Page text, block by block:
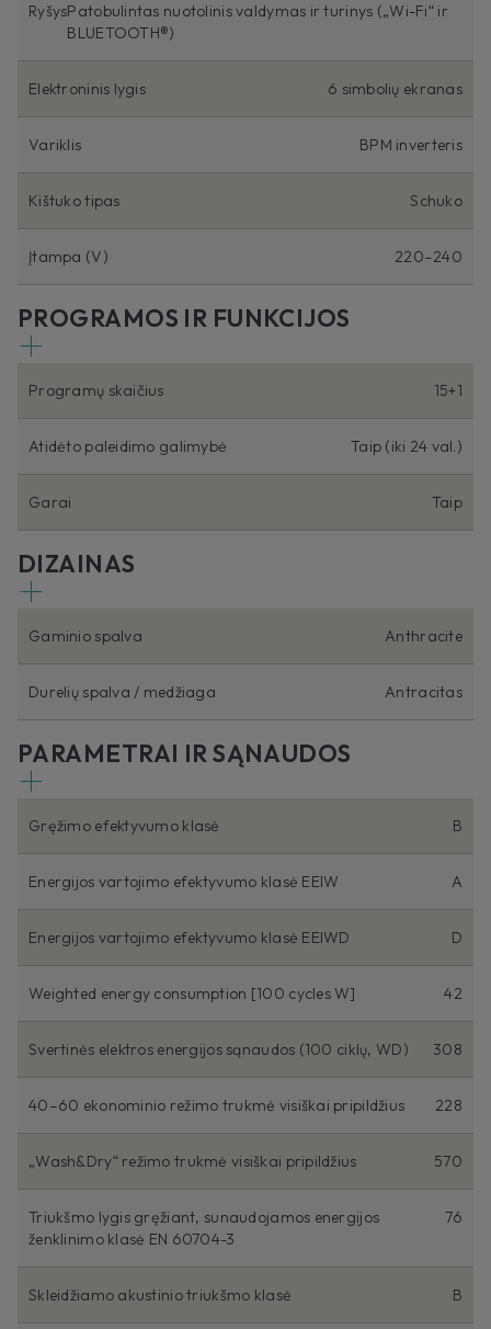
RyšysPatobulintas nuotolinis valdymas ir turinys („Wi-Fi“ ir
BLUETOOTH®)
Elektroninis lygis 6 simbolių ekranas
Variklis BPM inverteris
Kištuko tipas Schuko
Įtampa (V) 220–240
PROGRAMOS IR FUNKCIJOS
Programų skaičius 15+1
Atidėto paleidimo galimybė Taip (iki 24 val.)
Garai Taip
DIZAINAS
Gaminio spalva Anthracite
Durelių spalva / medžiaga Antracitas
PARAMETRAI IR SĄNAUDOS
Gręžimo efektyvumo klasė B
Energijos vartojimo efektyvumo klasė EEIW A
Energijos vartojimo efektyvumo klasė EEIWD D
Weighted energy consumption [100 cycles W] 42
Svertinės elektros energijos sąnaudos (100 ciklų, WD) 308
40–60 ekonominio režimo trukmė visiškai pripildžius 228
„Wash&Dry“ režimo trukmė visiškai pripildžius 570
Triukšmo lygis gręžiant, sunaudojamos energijos
ženklinimo klasė EN 60704-3
76
Skleidžiamo akustinio triukšmo klasė B